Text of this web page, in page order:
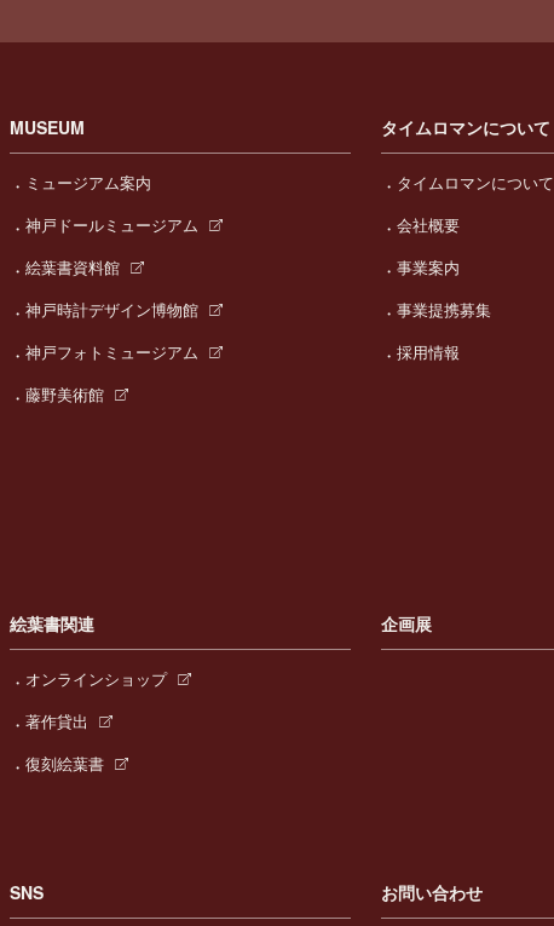
MUSEUM
ミュージアム案内
神戸ドールミュージアム
絵葉書資料館
神戸時計デザイン博物館
神戸フォトミュージアム
藤野美術館
タイムロマンについて
タイムロマンについて
会社概要
事業案内
事業提携募集
採用情報
絵葉書関連
オンラインショップ
著作貸出
復刻絵葉書
企画展
SNS お問い合わせ